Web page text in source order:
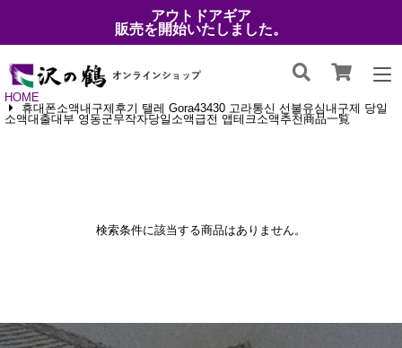
アウトドアギア
販売を開始いたしました。
HOME
휴대폰소액내구제후기 탤레 Gora43430 고라통신 선불유심내구제 당일
소액대출대부 영동군무작자당일소액급전 앱테크소액추천商品一覧
検索条件に該当する商品はありません。